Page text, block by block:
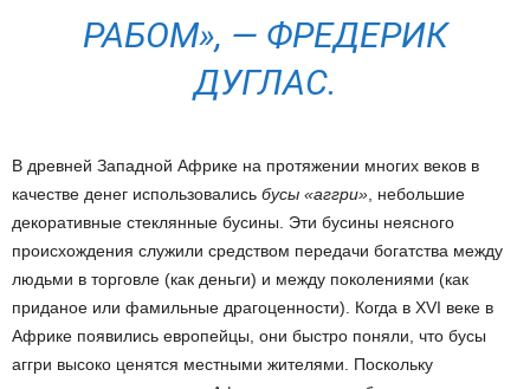
РАБОМ», — ФРЕДЕРИК
ДУГЛАС.
В древней Западной Африке на протяжении многих веков в
качестве денег использовались бусы «аггри» , небольшие
декоративные стеклянные бусины. Эти бусины неясного
происхождения служили средством передачи богатства между
людьми в торговле (как деньги) и между поколениями (как
приданое или фамильные драгоценности). Когда в XVI веке в
Африке появились европейцы, они быстро поняли, что бусы
аггри высоко ценятся местными жителями. Поскольку